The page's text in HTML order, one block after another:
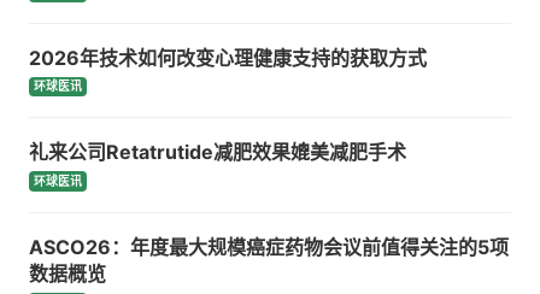
2026年技术如何改变心理健康支持的获取方式
环球医讯
礼来公司Retatrutide减肥效果媲美减肥手术
环球医讯
ASCO26：年度最大规模癌症药物会议前值得关注的5项
数据概览